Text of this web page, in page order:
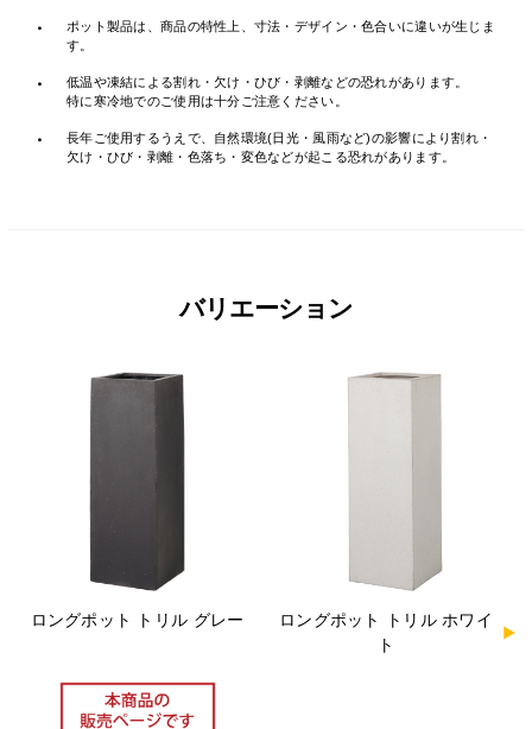
・
ポット製品は、商品の特性上、寸法・デザイン・色合いに違いが生じま
す。
・
低温や凍結による割れ・欠け・ひび・剥離などの恐れがあります。
特に寒冷地でのご使用は十分ご注意ください。
・
長年ご使用するうえで、自然環境(日光・風雨など)の影響により割れ・
欠け・ひび・剥離・色落ち・変色などが起こる恐れがあります。
バリエーション
ロングポット トリル グレー
ロングポット トリル ホワイ
ト